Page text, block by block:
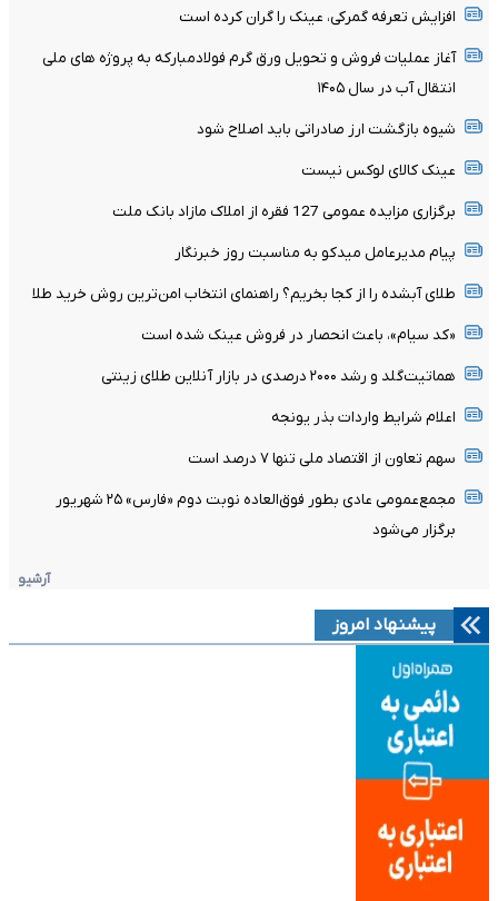
افزایش تعرفه گمرکی، عینک را گران کرده است
آغاز عملیات فروش و تحویل ورق گرم فولادمبارکه به پروژه های ملی
انتقال آب در سال ۱۴۰۵
شیوه بازگشت ارز صادراتی باید اصلاح شود
عینک کالای لوکس نیست
برگزاری مزایده عمومی 127 فقره از املاک مازاد بانک ملت
پیام مدیرعامل میدکو به مناسبت روز خبرنگار
طلای آبشده را از کجا بخریم؟ راهنمای انتخاب امن‌ترین روش خرید طلا
«کد سیام»، باعث انحصار در فروش عینک شده است
هماتیت‌گلد و رشد ۲۰۰۰ درصدی در بازار آنلاین طلای زینتی
اعلام شرایط واردات بذر یونجه
سهم تعاون از اقتصاد ملی تنها ۷ درصد است
مجمع‌عمومی عادی بطور فوق‌العاده نوبت دوم «فارس» ۲۵ شهریور
برگزار می‌شود
آرشیو
پیشنهاد امروز